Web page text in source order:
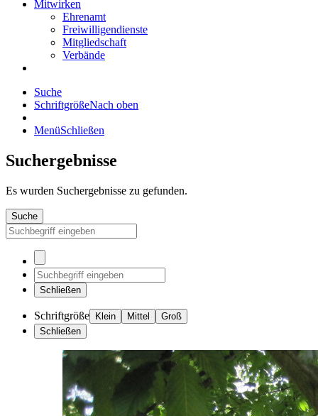
Mitwirken
Ehrenamt
Freiwilligendienste
Mitgliedschaft
Verbände
Suche
SchriftgrößeNach oben
MenüSchließen
Suchergebnisse
Es wurden Suchergebnisse zu gefunden.
Suche
Schließen
Schriftgröße Klein Mittel
Groß
Schließen